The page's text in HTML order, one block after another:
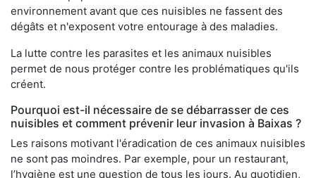
environnement avant que ces nuisibles ne fassent des
dégâts et n'exposent votre entourage à des maladies.
La lutte contre les parasites et les animaux nuisibles
permet de nous protéger contre les problématiques qu'ils
créent.
Pourquoi est-il nécessaire de se débarrasser de ces
nuisibles et comment prévenir leur invasion à Baixas ?
Les raisons motivant l'éradication de ces animaux nuisibles
ne sont pas moindres. Par exemple, pour un restaurant,
l’hygiène est une question de tous les jours. Au quotidien,